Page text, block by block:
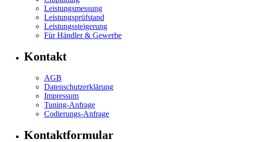
Leistungsmessung
Leistungsprüfstand
Leistungssteigerung
Für Händler & Gewerbe
Kontakt
AGB
Datenschutzerklärung
Impressum
Tuning-Anfrage
Codierungs-Anfrage
Kontaktformular